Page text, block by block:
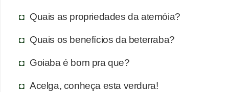
Quais as propriedades da atemóia?
Quais os benefícios da beterraba?
Goiaba é bom pra que?
Acelga, conheça esta verdura!